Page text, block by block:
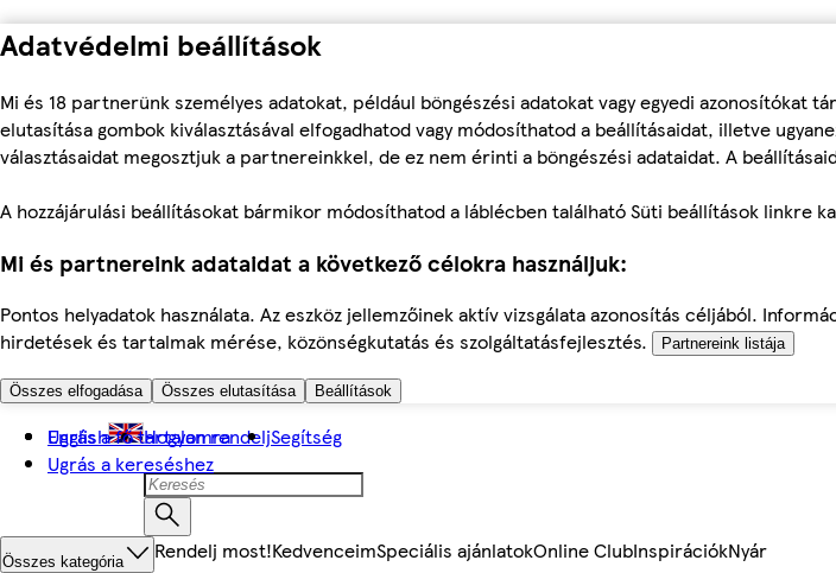
Adatvédelmi beállítások
Mi és 18 partnerünk személyes adatokat, például böngészési adatokat vagy egyedi azonosítókat
elutasítása gombok kiválasztásával elfogadhatod vagy módosíthatod a beállításaidat, illetve
választásaidat megosztjuk a partnereinkkel, de ez nem érinti a böngészési adataidat. A
A hozzájárulási beállításokat bármikor módosíthatod a láblécben található Süti beállítások linkre
Mi és partnereink adataidat a következő célokra használjuk:
Pontos helyadatok használata. Az eszköz jellemzőinek aktív vizsgálata azonosítás céljából.
hirdetések és tartalmak mérése, közönségkutatás és szolgáltatásfejlesztés.
Partnereink listája
Összes elfogadása Összes elutasítása Beállítások
Ugrás a fő tartalomra
Ugrás a kereséshez
English Hogyan rendeljSegítség
Összes kategória Rendelj most!KedvenceimSpeciális ajánlatokOnline ClubInspirációkNyár